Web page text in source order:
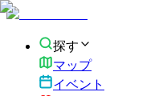
探す
マップ
イベント